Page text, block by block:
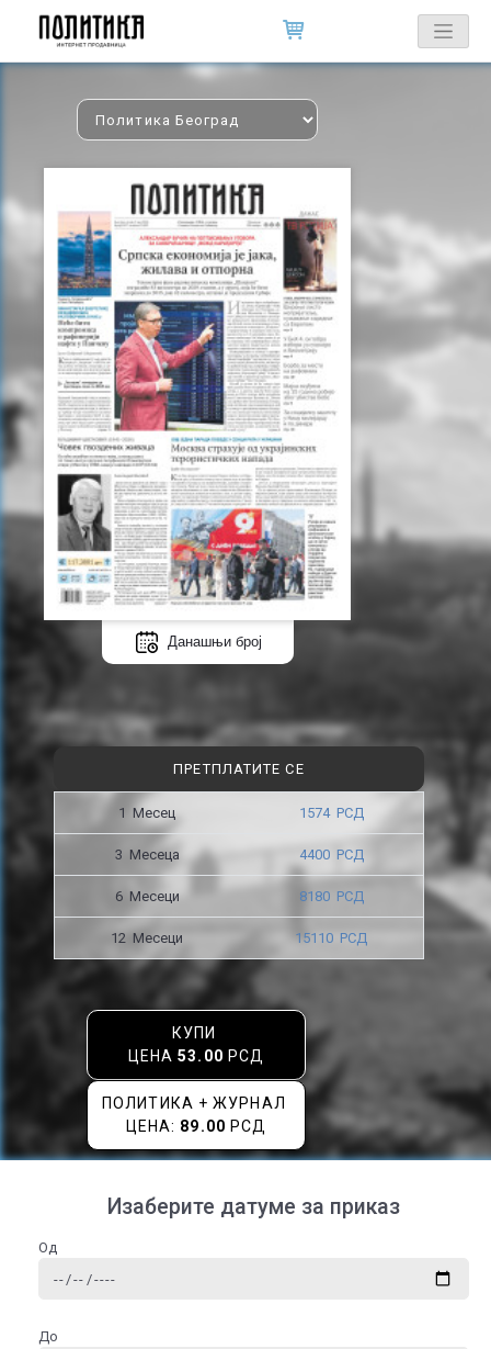
Данашњи број
ПРЕТПЛАТИТЕ СЕ
1 Месец 1574 РСД
3 Месецa 4400 РСД
6 Месеци 8180 РСД
12 Месеци 15110 РСД
КУПИ
ЦЕНА53.00 РСД
ПОЛИТИКА + ЖУРНАЛ
ЦЕНА: 89.00 РСД
Изаберите датуме за приказ
Од
До